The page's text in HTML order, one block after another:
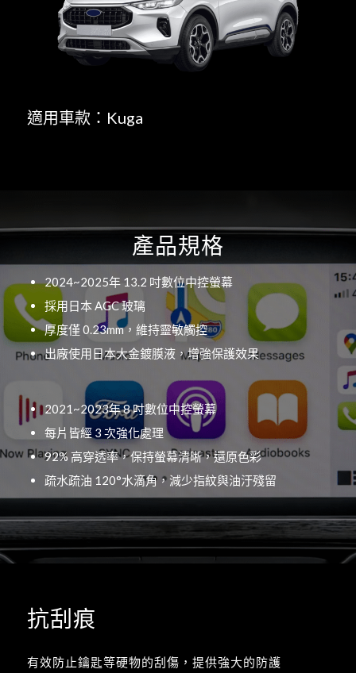
適用車款：Kuga
產品規格
2024~2025年 13.2 吋數位中控螢幕
採用日本 AGC 玻璃
厚度僅 0.23mm，維持靈敏觸控
出廠使用日本大金鍍膜液，增強保護效果
2021~2023年 8 吋數位中控螢幕
每片皆經 3 次強化處理
92% 高穿透率，保持螢幕清晰，還原色彩
疏水疏油 120°水滴角，減少指紋與油汙殘留
抗刮痕
有效防止鑰匙等硬物的刮傷，提供強大的防護